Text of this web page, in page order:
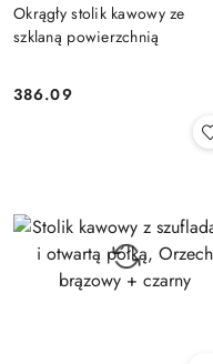
Okrągły stolik kawowy ze
szklaną powierzchnią
Cena:
386.09